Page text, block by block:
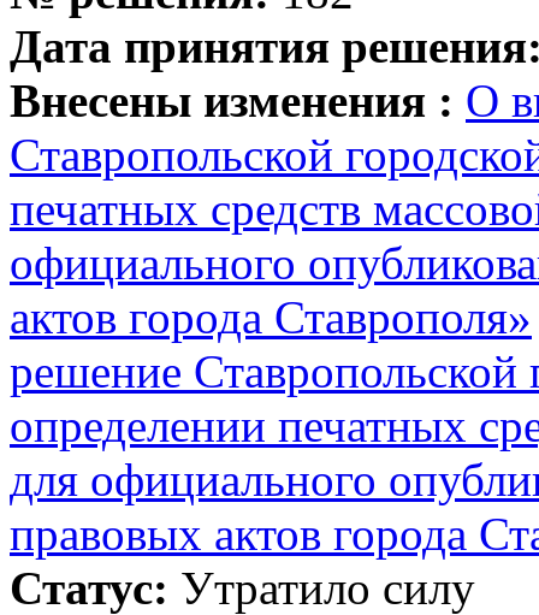
Дата принятия
Внесены изменения : О
Ставропольской
печатных средств
официального
актов города Ставрополя»
решение
определении печатных
для официального
правовых актов города
Статус: Утратило силу